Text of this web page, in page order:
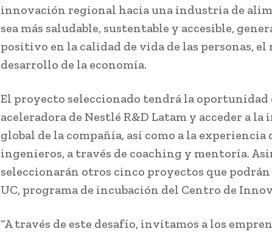
innovación regional hacia una industria de
sea más saludable, sustentable y accesible,
positivo en la calidad de vida de las personas,
desarrollo de la economía.
El proyecto seleccionado tendrá la oportunidad
aceleradora de Nestlé R&D Latam y acceder a
global de la compañía, así como a la experiencia
ingenieros, a través de coaching y mentoría.
seleccionarán otros cinco proyectos que podrán
UC, programa de incubación del Centro de
“A través de este desafío, invitamos a los